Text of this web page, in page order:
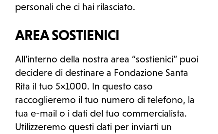
personali che ci hai rilasciato.
AREA SOSTIENICI
All’interno della nostra area “sostienici” puoi
decidere di destinare a Fondazione Santa
Rita il tuo 5×1000. In questo caso
raccoglieremo il tuo numero di telefono, la
tua e-mail o i dati del tuo commercialista.
Utilizzeremo questi dati per inviarti un